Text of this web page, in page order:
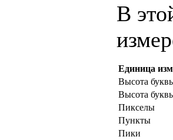
В
Единица
Высота
Высота
Пикселы
Пункты
Пики